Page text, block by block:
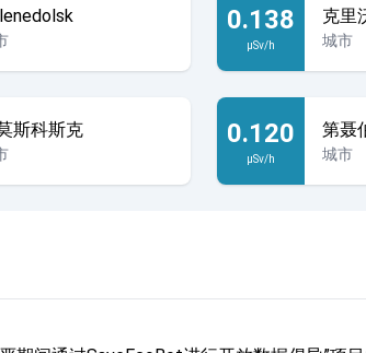
0.138
µSv/h
克里
城市
斯科斯克 0.120
µSv/h
第聂
城市